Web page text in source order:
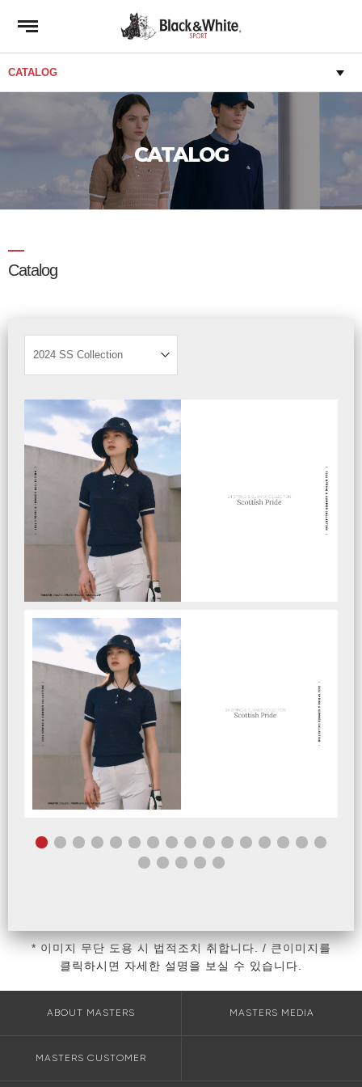
CATALOG
Catalog
* 이미지 무단 도용 시 법적조치 취합니다. / 큰이미지를
클릭하시면 자세한 설명을 보실 수 있습니다.
ABOUT MASTERS MASTERS MEDIA
MASTERS CUSTOMER